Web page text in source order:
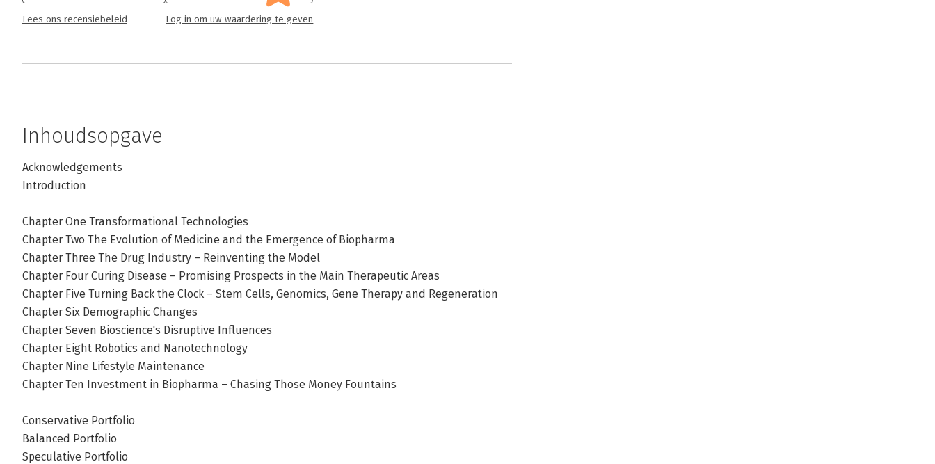
Lees ons recensiebeleid Log in om uw waardering te geven
Inhoudsopgave
Acknowledgements
Introduction
Chapter One Transformational Technologies
Chapter Two The Evolution of Medicine and the Emergence of Biopharma
Chapter Three The Drug Industry – Reinventing the Model
Chapter Four Curing Disease – Promising Prospects in the Main Therapeutic Areas
Chapter Five Turning Back the Clock – Stem Cells, Genomics, Gene Therapy and Regeneration
Chapter Six Demographic Changes
Chapter Seven Bioscience's Disruptive Influences
Chapter Eight Robotics and Nanotechnology
Chapter Nine Lifestyle Maintenance
Chapter Ten Investment in Biopharma – Chasing Those Money Fountains
Conservative Portfolio
Balanced Portfolio
Speculative Portfolio